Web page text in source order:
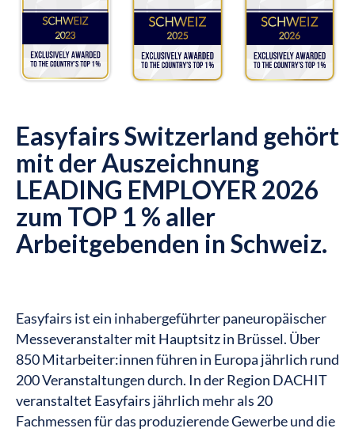
Easyfairs Switzerland gehört
mit der Auszeichnung
LEADING EMPLOYER 2026
zum TOP 1 % aller
Arbeitgebenden in Schweiz.
Easyfairs ist ein inhabergeführter paneuropäischer
Messeveranstalter mit Hauptsitz in Brüssel. Über
850 Mitarbeiter:innen führen in Europa jährlich rund
200 Veranstaltungen durch. In der Region DACHIT
veranstaltet Easyfairs jährlich mehr als 20
Fachmessen für das produzierende Gewerbe und die